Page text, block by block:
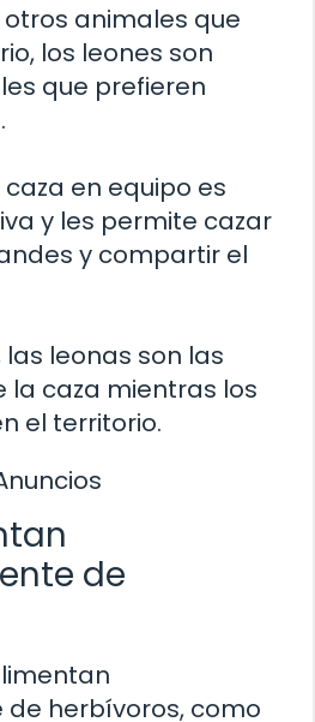
animales que
los leones son
que prefieren
en equipo es
y les permite cazar
y compartir el
leonas son las
caza mientras los
el territorio.
de
herbívoros, como